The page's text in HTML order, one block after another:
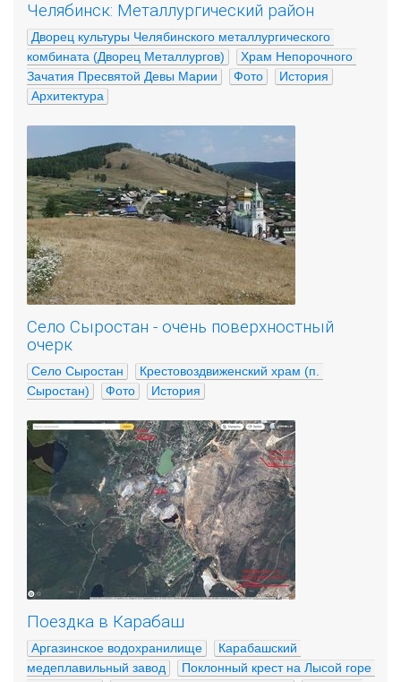
Челябинск: Металлургический район
Дворец культуры Челябинского металлургического
комбината (Дворец Металлургов)
Храм Непорочного
Зачатия Пресвятой Девы Марии
Фото
История
Архитектура
Село Сыростан - очень поверхностный
очерк
Село Сыростан
Крестовоздвиженский храм (п.
Сыростан)
Фото История
Поездка в Карабаш
Аргазинское водохранилище
Карабашский
медеплавильный завод
Поклонный крест на Лысой горе